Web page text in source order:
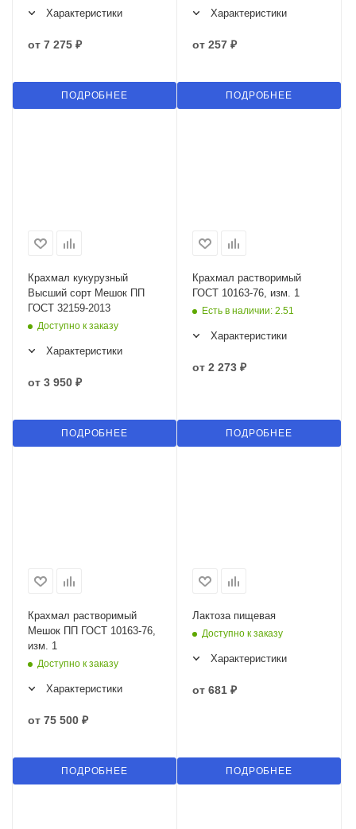
Характеристики
от 7 275 ₽
ПОДРОБНЕЕ
Характеристики
от 257 ₽
ПОДРОБНЕЕ
Крахмал кукурузный
Высший сорт Мешок ПП
ГОСТ 32159-2013
Доступно к заказу
Характеристики
от 3 950 ₽
ПОДРОБНЕЕ
Крахмал растворимый
ГОСТ 10163-76, изм. 1
Есть в наличии: 2.51
Характеристики
от 2 273 ₽
ПОДРОБНЕЕ
Крахмал растворимый
Мешок ПП ГОСТ 10163-76,
изм. 1
Доступно к заказу
Характеристики
от 75 500 ₽
ПОДРОБНЕЕ
Лактоза пищевая
Доступно к заказу
Характеристики
от 681 ₽
ПОДРОБНЕЕ